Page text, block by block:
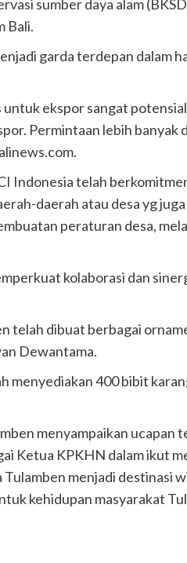
sumber daya alam
Bali.
garda terdepan dalam
ekspor sangat
Permintaan lebih banyak
Indonesia telah
daerah atau desa yg
peraturan desa,
kolaborasi dan
telah dibuat berbagai
Dewantama.
menyediakan 400 bibit
menyampaikan ucapan
Ketua KPKHN dalam ikut
menjadi destinasi
kehidupan masyarakat